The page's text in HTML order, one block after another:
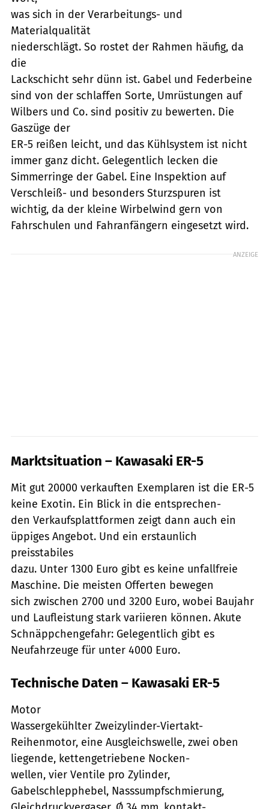
was sich in der Verarbeitungs- und
Materialqualität
niederschlägt. So rostet der Rahmen häufig, da
die
Lackschicht sehr dünn ist. Gabel und Federbeine
sind von der schlaffen Sorte, Umrüstungen auf
Wilbers und Co. sind positiv zu bewerten. Die
Gaszüge der
ER-5 reißen leicht, und das Kühlsystem ist nicht
immer ganz dicht. Gelegentlich lecken die
Simmerringe der Gabel. Eine Inspektion auf
Verschleiß- und besonders Sturzspuren ist
wichtig, da der kleine Wirbelwind gern von
Fahrschulen und Fahranfängern eingesetzt wird.
ANZEIGE
Marktsituation – Kawasaki ER-5
Mit gut 20000 verkauften Exemplaren ist die ER-5
keine Exotin. Ein Blick in die entsprechen-
den Verkaufsplattformen zeigt dann auch ein
üppiges Angebot. Und ein erstaunlich
preisstabiles
dazu. Unter 1300 Euro gibt es keine unfallfreie
Maschine. Die meisten Offerten bewegen
sich zwischen 2700 und 3200 Euro, wobei Baujahr
und Laufleistung stark variieren können. Akute
Schnäppchengefahr: Gelegentlich gibt es
Neufahrzeuge für unter 4000 Euro.
Technische Daten – Kawasaki ER-5
Motor
Wassergekühlter Zweizylinder-Viertakt-
Reihenmotor, eine Ausgleichswelle, zwei oben
liegende, kettengetriebene Nocken-
wellen, vier Ventile pro Zylinder,
Gabelschlepphebel, Nasssumpfschmierung,